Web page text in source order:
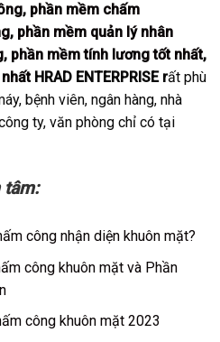
, phần mềm chấm
, phần mềm quản lý nhân
, phần mềm tính lương tốt nhất,
HRAD ENTERPRISE rất phù
bệnh viên, ngân hàng, nhà
ty, văn phòng chỉ có tại
tâm:
công nhận diện khuôn mặt?
công khuôn mặt và Phần
công khuôn mặt 2023